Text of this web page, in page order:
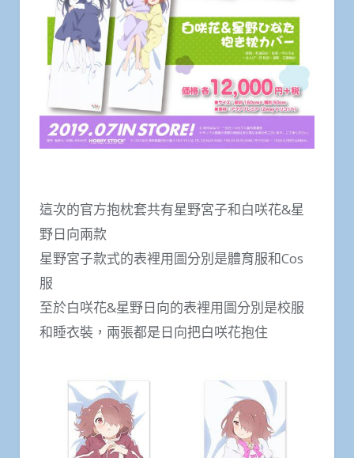
這次的官方抱枕套共有星野宮子和白咲花&星
野日向兩款
星野宮子款式的表裡用圖分別是體育服和Cos
服
至於白咲花&星野日向的表裡用圖分別是校服
和睡衣裝，兩張都是日向把白咲花抱住